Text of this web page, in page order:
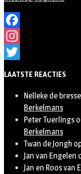
Facebook
Instagram
LAATSTE REACTIES
Nelleke de
Berkelmans
Peter Tuerlings
Berkelmans
Twan de Jongh
Jan van Engelen
Jan en Roos van